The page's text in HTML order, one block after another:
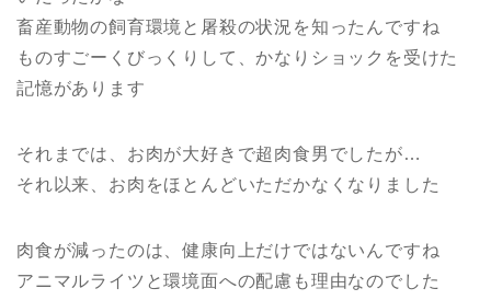
畜産動物の飼育環境と屠殺の状況を知ったんですね
ものすごーくびっくりして、かなりショックを受けた
記憶があります
それまでは、お肉が大好きで超肉食男でしたが…
それ以来、お肉をほとんどいただかなくなりました
肉食が減ったのは、健康向上だけではないんですね
アニマルライツと環境面への配慮も理由なのでした